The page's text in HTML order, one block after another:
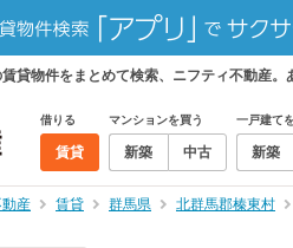
貸物件をまとめて検索、ニフティ不動産。
借りる
賃貸
マンションを買う
新築 中古
一戸建て
新築
産 賃貸 群馬県 北群馬郡榛東村